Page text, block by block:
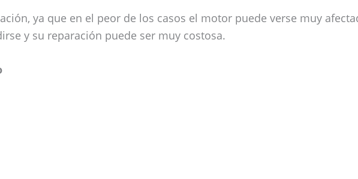
ya que en el peor de los casos el motor puede verse muy
y su reparación puede ser muy costosa.